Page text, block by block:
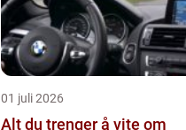
01 juli 2026
Alt du trenger å vite om